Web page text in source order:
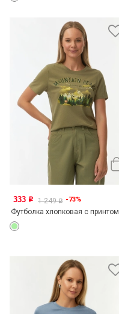
333 o 1 249o -73%
Футболка хлопковая с принтом